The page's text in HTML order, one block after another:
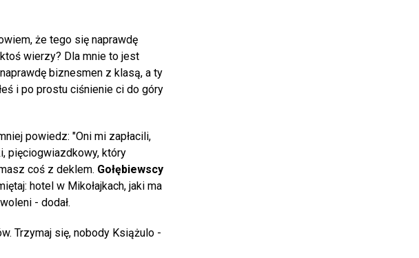
że tego się naprawdę
wierzy? Dla mnie to jest
biznesmen z klasą, a ty
i po prostu ciśnienie ci do góry
powiedz: "Oni mi zapłacili,
pięciogwiazdkowy, który
coś z deklem. Gołębiewscy
hotel w Mikołajkach, jaki ma
- dodał.
Trzymaj się, nobody Książulo -